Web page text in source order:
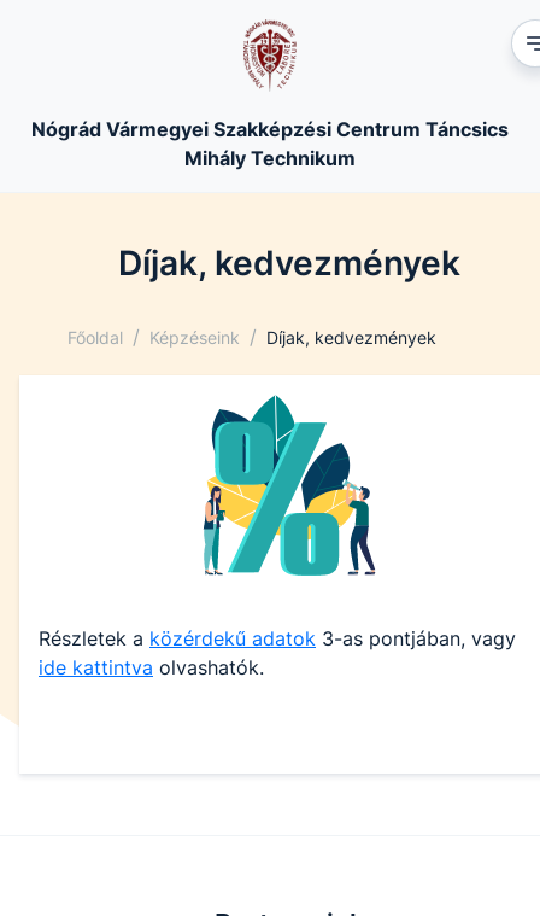
Nógrád Vármegyei Szakképzési Centrum Táncsics
Mihály Technikum
Díjak, kedvezmények
Főoldal / Képzéseink / Díjak, kedvezmények
Részletek a közérdekű adatok 3-as pontjában, vagy
ide kattintva olvashatók.